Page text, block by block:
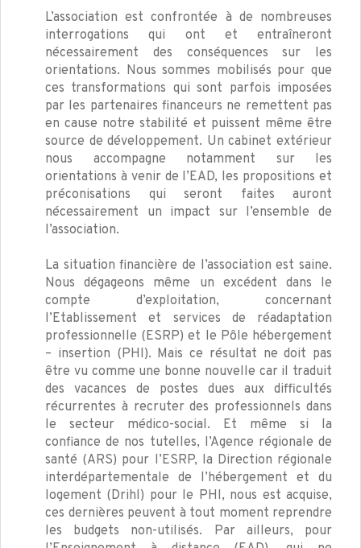
L’association est confrontée à de nombreuses
interrogations qui ont et entraîneront
nécessairement des conséquences sur les
orientations. Nous sommes mobilisés pour que
ces transformations qui sont parfois imposées
par les partenaires financeurs ne remettent pas
en cause notre stabilité et puissent même être
source de développement. Un cabinet extérieur
nous accompagne notamment sur les
orientations à venir de l’EAD, les propositions et
préconisations qui seront faites auront
nécessairement un impact sur l’ensemble de
l’association.
La situation financière de l’association est saine.
Nous dégageons même un excédent dans le
compte d’exploitation, concernant
l’Etablissement et services de réadaptation
professionnelle (ESRP) et le Pôle hébergement
– insertion (PHI). Mais ce résultat ne doit pas
être vu comme une bonne nouvelle car il traduit
des vacances de postes dues aux difficultés
récurrentes à recruter des professionnels dans
le secteur médico-social. Et même si la
confiance de nos tutelles, l’Agence régionale de
santé (ARS) pour l’ESRP, la Direction régionale
interdépartementale de l’hébergement et du
logement (Drihl) pour le PHI, nous est acquise,
ces dernières peuvent à tout moment reprendre
les budgets non-utilisés. Par ailleurs, pour